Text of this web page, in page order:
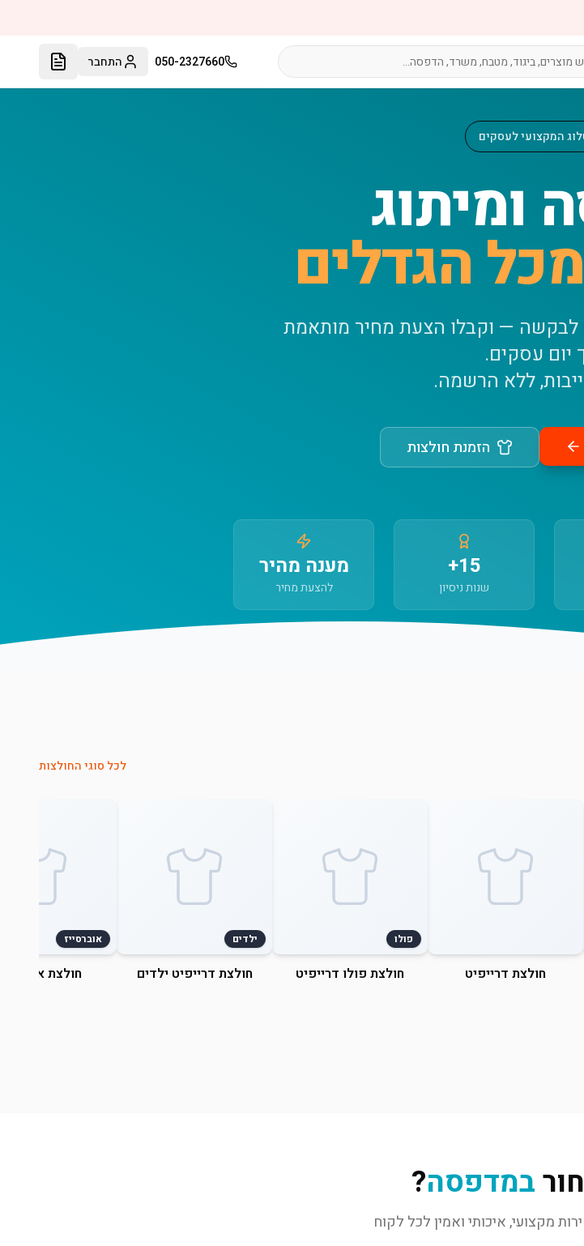
050-2327660 התחבר
המקצועי לעסקים
ומיתוג
הגדלים
לבקשה — וקבלו הצעת מחיר מותאמת
יום עסקים.
ללא הרשמה.
הזמנת חולצות
15+
שנות ניסיון
מענה מהיר
להצעת מחיר
לכל סוגי החולצות
חולצת דרייפיט
פולו
חולצת פולו דרייפיט
ילדים
חולצת דרייפיט ילדים
אוברסייז
חולצת
במדפסה?
מקצועי, איכותי ואמין לכל לקוח